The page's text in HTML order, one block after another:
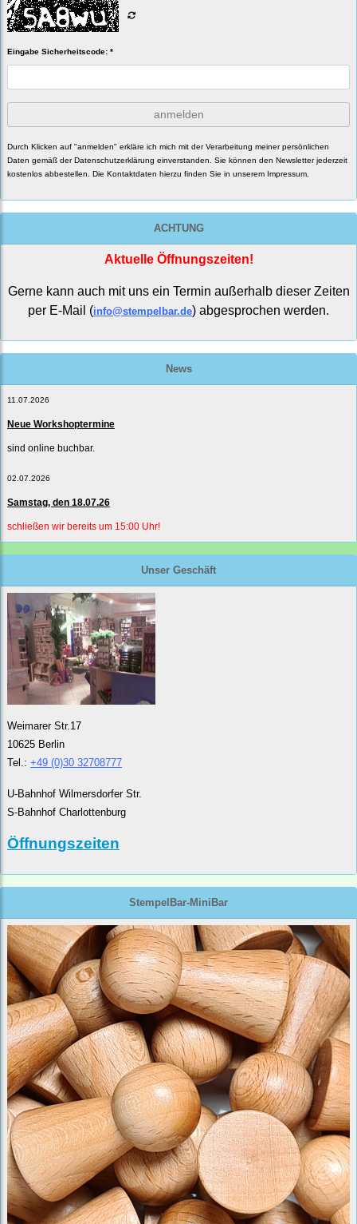
Eingabe Sicherheitscode: *
anmelden
Durch Klicken auf "anmelden" erkläre ich mich mit der Verarbeitung meiner persönlichen
Daten gemäß der Datenschutzerklärung einverstanden. Sie können den Newsletter jederzeit
kostenlos abbestellen. Die Kontaktdaten hierzu finden Sie in unserem Impressum.
ACHTUNG
Aktuelle Öffnungszeiten!
Gerne kann auch mit uns ein Termin außerhalb dieser Zeiten
per E-Mail (info@stempelbar.de) abgesprochen werden.
News
11.07.2026
Neue Workshoptermine
sind online buchbar.
02.07.2026
Samstag, den 18.07.26
schließen wir bereits um 15:00 Uhr!
Unser Geschäft
Weimarer Str.17
10625 Berlin
Tel.: +49 (0)30 32708777
U-Bahnhof Wilmersdorfer Str.
S-Bahnhof Charlottenburg
Öffnungszeiten
StempelBar-MiniBar